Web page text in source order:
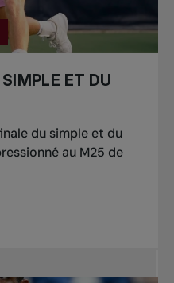
ET DU
du simple et du
au M25 de